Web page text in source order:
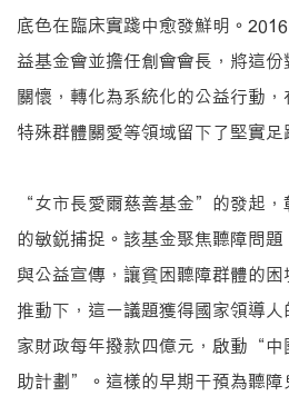
底色在臨床實踐中愈發鮮明。
益基金會並擔任創會會長，將這
關懷，轉化為系統化的公益行動，
特殊群體關愛等領域留下了堅實足
“女市長愛爾慈善基金”的發起，
的敏銳捕捉。該基金聚焦聽障問
與公益宣傳，讓貧困聽障群體的
推動下，這一議題獲得國家領導
家財政每年撥款四億元，啟動“中
助計劃”。這樣的早期干預為聽障